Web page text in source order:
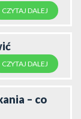
CZYTAJ DALEJ
CZYTAJ DALEJ
– co